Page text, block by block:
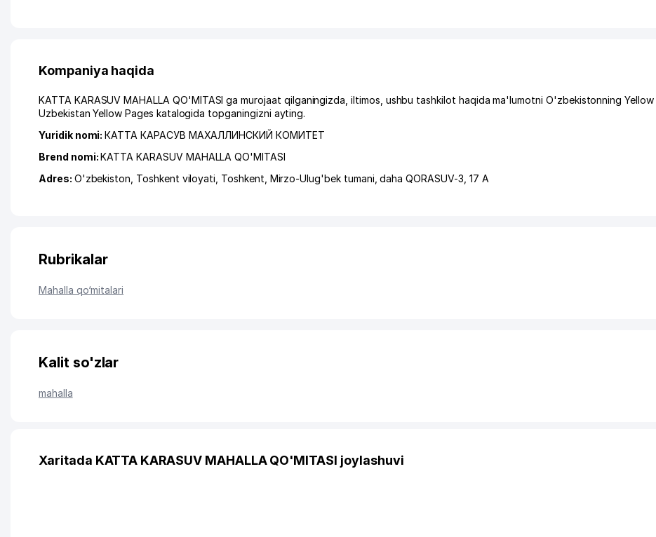
Kompaniya haqida
KATTA KARASUV MAHALLA QO'MITASI ga murojaat qilganingizda, iltimos, ushbu tashkilot haqida ma'lumotni O'zbekistonning Yellow
Uzbekistan Yellow Pages katalogida topganingizni ayting.
Yuridik nomi:КАТТА КАРАСУВ МАХАЛЛИНСКИЙ КОМИТЕТ
Brend nomi:KATTA KARASUV MAHALLA QO'MITASI
Adres: O'zbekiston, Toshkent viloyati Toshkent Mirzo-Ulug'bek tumani ,daha QORASUV-3 , 17 А
Rubrikalar
Mahalla qo‘mitalari
Kalit so'zlar
mahalla
Xaritada KATTA KARASUV MAHALLA QO'MITASI joylashuvi